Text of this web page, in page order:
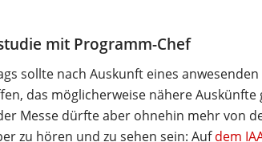
mit Programm-Chef
sollte nach Auskunft eines
das möglicherweise nähere Auskünfte
Messe dürfte aber ohnehin mehr von
zu hören und zu sehen sein: Aufdem